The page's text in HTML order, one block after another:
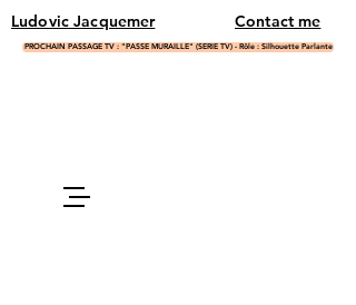
Ludovic Jacquemer Contact me
PROCHAIN PASSAGE TV : "PASSE MURAILLE" (SERIE TV) - Rôle : Silhouette Parlante